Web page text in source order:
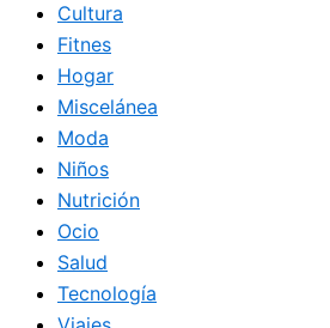
Cultura
Fitnes
Hogar
Miscelánea
Moda
Niños
Nutrición
Ocio
Salud
Tecnología